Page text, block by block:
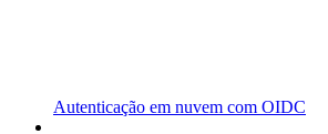
Autenticação em nuvem com OIDC